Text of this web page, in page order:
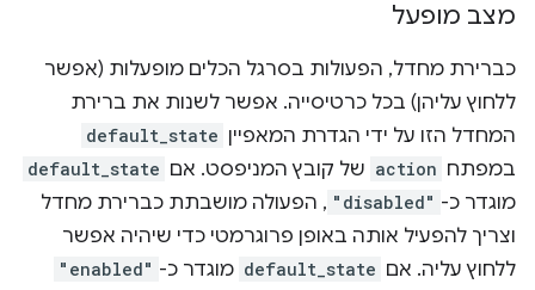
מצב מופעל
כברירת מחדל, הפעולות בסרגל הכלים מופעלות (אפשר
ללחוץ עליהן) בכל כרטיסייה. אפשר לשנות את ברירת
המחדל הזו על ידי הגדרת המאפיין default_state
במפתח action של קובץ המניפסט. אם default_state
מוגדר כ- "disabled" , הפעולה מושבתת כברירת מחדל
וצריך להפעיל אותה באופן פרוגרמטי כדי שיהיה אפשר
ללחוץ עליה. אם default_state מוגדר כ- "enabled"